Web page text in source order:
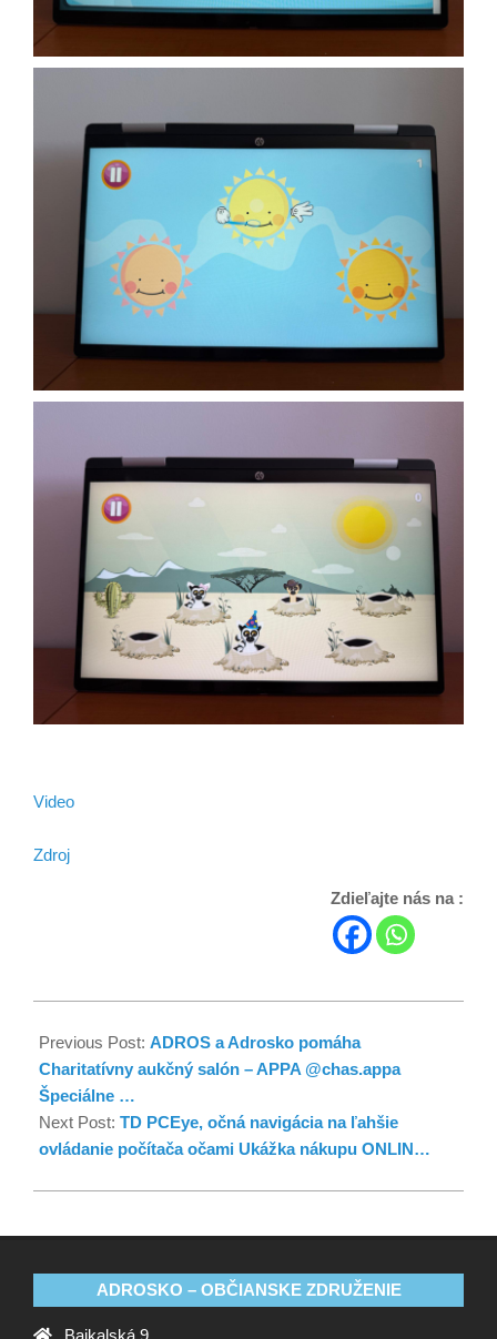
Video
Zdroj
Zdieľajte nás na :
Previous Post: ADROS a Adrosko pomáha
Charitatívny aukčný salón – APPA @chas.appa
Špeciálne …
Next Post: TD PCEye, očná navigácia na ľahšie
ovládanie počítača očami Ukážka nákupu ONLIN…
ADROSKO – OBČIANSKE ZDRUŽENIE
Bajkalská 9